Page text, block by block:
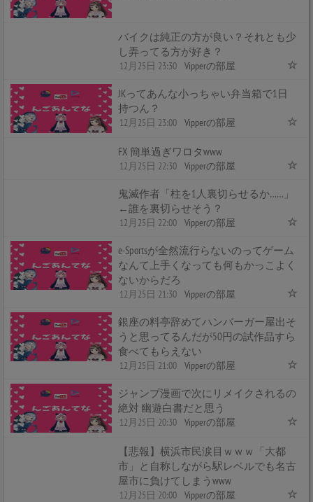
バイクは純正の方が良い？それとも少
し弄ってる方が好き？
12月25日 23:30 Vipperの部屋
JKってあんな小っちゃい弁当箱で1日
持つん？
12月25日 23:00 Vipperの部屋
FX 簡単過ぎワロタwww
12月25日 22:30 Vipperの部屋
鬼滅作者「柱を1人裏切らせるか……」
←誰を裏切らせそう？
12月25日 22:00 Vipperの部屋
e-Sportsが全然流行らないのってゲーム
なんて上手くなっても何もかっこよく
ないからだろ
12月25日 21:30 Vipperの部屋
銀座の料亭辞めてハンバーガー屋出そ
うと思ってるんだが50円の試作品すら
食べてもらえない
12月25日 21:00 Vipperの部屋
ジャンプ漫画で次にリメイクされるの
絶対 幽遊白書だと思う
12月25日 20:30 Vipperの部屋
【悲報】横浜市民涙目ｗｗｗ「大都
市」と自称しながら駅レベルでも名古
屋市に負けてしまうwww
12月25日 20:00 Vipperの部屋